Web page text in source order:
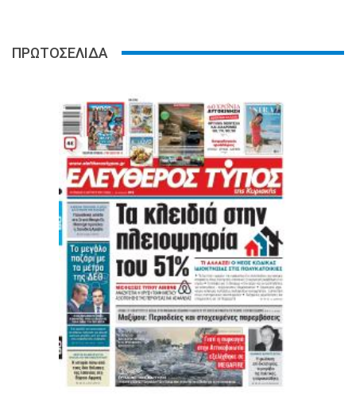
ΠΡΩΤΟΣΕΛΙΔΑ